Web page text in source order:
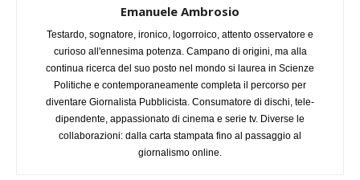
Emanuele Ambrosio
Testardo, sognatore, ironico, logorroico, attento osservatore e
curioso all'ennesima potenza. Campano di origini, ma alla
continua ricerca del suo posto nel mondo si laurea in Scienze
Politiche e contemporaneamente completa il percorso per
diventare Giornalista Pubblicista. Consumatore di dischi, tele-
dipendente, appassionato di cinema e serie tv. Diverse le
collaborazioni: dalla carta stampata fino al passaggio al
giornalismo online.